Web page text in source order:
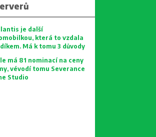
je další
která to vzdala
Má k tomu 3 důvody
má 81 nominací na ceny
vévodí tomu Severance
Studio